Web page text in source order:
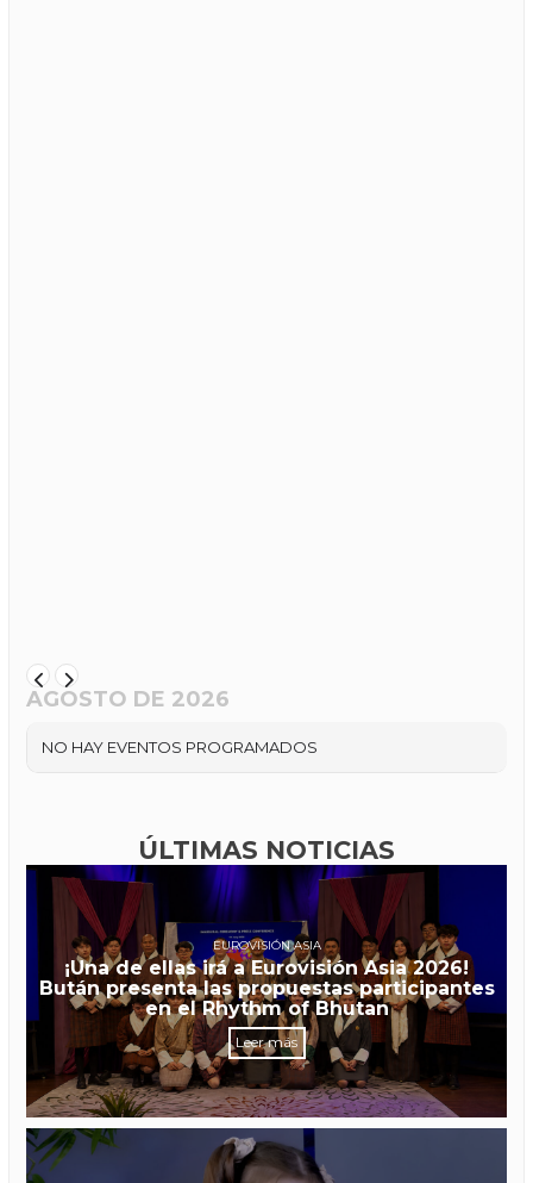
AGOSTO DE 2026
NO HAY EVENTOS PROGRAMADOS
ÚLTIMAS NOTICIAS
EUROVISIÓN ASIA
¡Una de ellas irá a Eurovisión Asia 2026!
Bután presenta las propuestas participantes
en el Rhythm of Bhutan
Leer más